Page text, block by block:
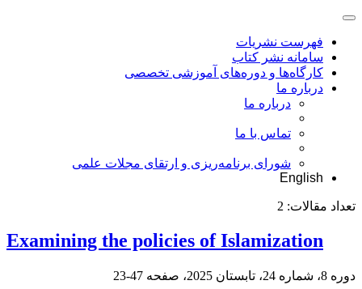
فهرست نشریات
سامانه نشر کتاب
کارگاه‌ها و دوره‌های آموزشی تخصصی
درباره ما
درباره ما
تماس با ما
شورای برنامه‌ریزی و ارتقای مجلات علمی
English
تعداد مقالات: 2
Examining the policies of Islamization
دوره 8، شماره 24، تابستان 2025، صفحه
47-23